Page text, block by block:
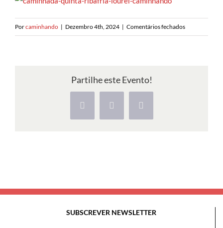
Porcaminhando | Dezembro 4th, 2024 | Comentários fechadosem
Caminhando
Partilhe este Evento!
Facebook
X Pinterest
SUBSCREVER NEWSLETTER